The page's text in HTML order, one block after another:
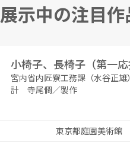
展示中の注目作
小椅子、長椅子（第一応
宮内省内匠寮工務課（水谷正雄
計 寺尾僴／製作
東京都庭園美術館